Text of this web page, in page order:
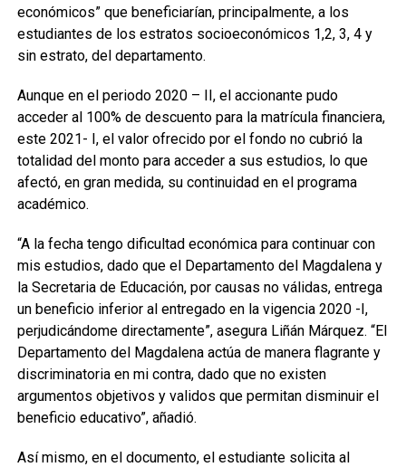
económicos” que beneficiarían, principalmente, a los
estudiantes de los estratos socioeconómicos 1,2, 3, 4 y
sin estrato, del departamento.
Aunque en el periodo 2020 – II, el accionante pudo
acceder al 100% de descuento para la matrícula financiera,
este 2021- I, el valor ofrecido por el fondo no cubrió la
totalidad del monto para acceder a sus estudios, lo que
afectó, en gran medida, su continuidad en el programa
académico.
“A la fecha tengo dificultad económica para continuar con
mis estudios, dado que el Departamento del Magdalena y
la Secretaria de Educación, por causas no válidas, entrega
un beneficio inferior al entregado en la vigencia 2020 -I,
perjudicándome directamente”, asegura Liñán Márquez. “El
Departamento del Magdalena actúa de manera flagrante y
discriminatoria en mi contra, dado que no existen
argumentos objetivos y validos que permitan disminuir el
beneficio educativo”, añadió.
Así mismo, en el documento, el estudiante solicita al